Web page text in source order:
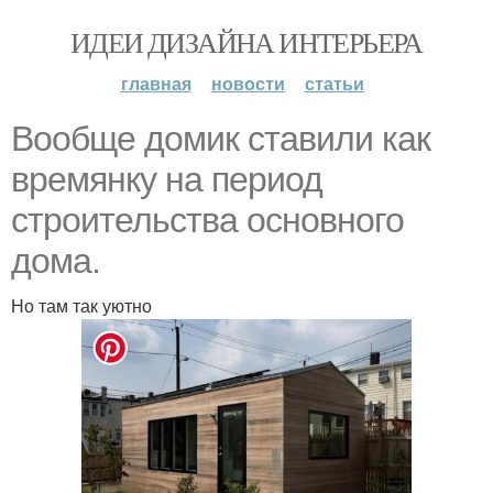
ИДЕИ ДИЗАЙНА ИНТЕРЬЕРА
главная новости статьи
Вообще домик ставили как
времянку на период
строительства основного
дома.
Но там так уютно